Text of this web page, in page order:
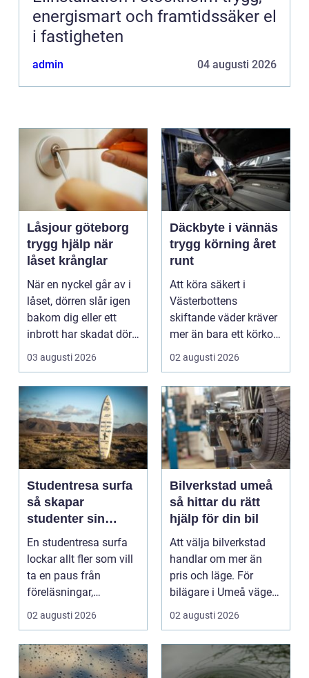
energismart och framtidssäker el
i fastigheten
admin 04 augusti 2026
Låsjour göteborg
trygg hjälp när
låset krånglar
När en nyckel går av i
låset, dörren slår igen
bakom dig eller ett
inbrott har skadat dörr
och karm,...
03 augusti 2026
Däckbyte i vännäs
trygg körning året
runt
Att köra säkert i
Västerbottens
skiftande väder kräver
mer än bara ett körkort
och en pålitlig bil. ...
02 augusti 2026
Studentresa surfa
så skapar
studenter sin
ultimata paus från
plugget
En studentresa surfa
lockar allt fler som vill
ta en paus från
föreläsningar,
tentaplugg och sena
02 augusti 2026
Bilverkstad umeå
så hittar du rätt
hjälp för din bil
Att välja bilverkstad
handlar om mer än
pris och läge. För
bilägare i Umeå väger
trygghet, tillgängl...
02 augusti 2026